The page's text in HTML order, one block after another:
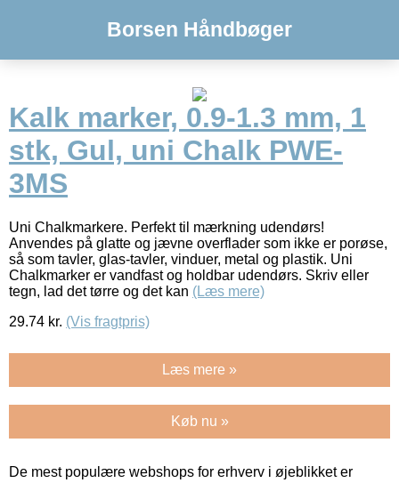
Borsen Håndbøger
Kalk marker, 0.9-1.3 mm, 1
stk, Gul, uni Chalk PWE-
3MS
Uni Chalkmarkere. Perfekt til mærkning udendørs!
Anvendes på glatte og jævne overflader som ikke er porøse,
så som tavler, glas-tavler, vinduer, metal og plastik. Uni
Chalkmarker er vandfast og holdbar udendørs. Skriv eller
tegn, lad det tørre og det kan (Læs mere)
29.74 kr. (Vis fragtpris)
Læs mere »
Køb nu »
De mest populære webshops for erhverv i øjeblikket er